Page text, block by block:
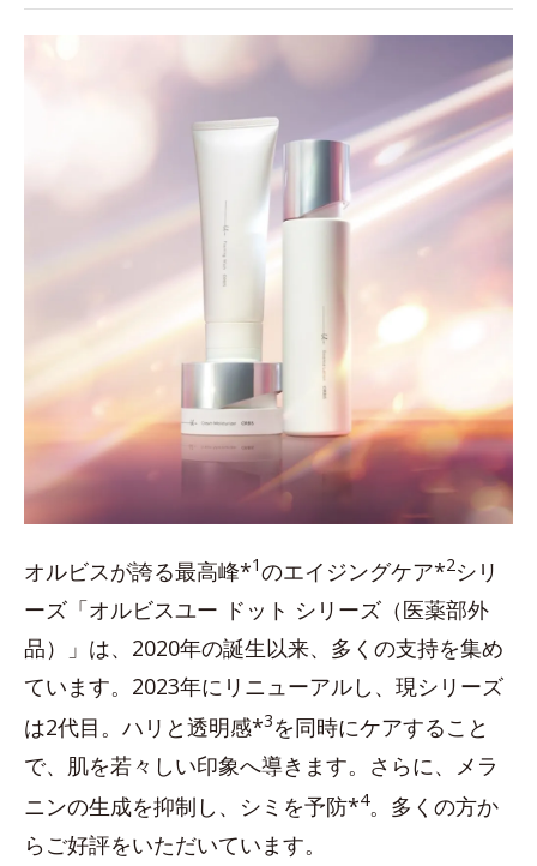
オルビスが誇る最高峰*1のエイジングケア*2シリ
ーズ「オルビスユー ドット シリーズ（医薬部外
品）」は、2020年の誕生以来、多くの支持を集め
ています。2023年にリニューアルし、現シリーズ
は2代目。ハリと透明感*3を同時にケアすること
で、肌を若々しい印象へ導きます。さらに、メラ
ニンの生成を抑制し、シミを予防*4。多くの方か
らご好評をいただいています。